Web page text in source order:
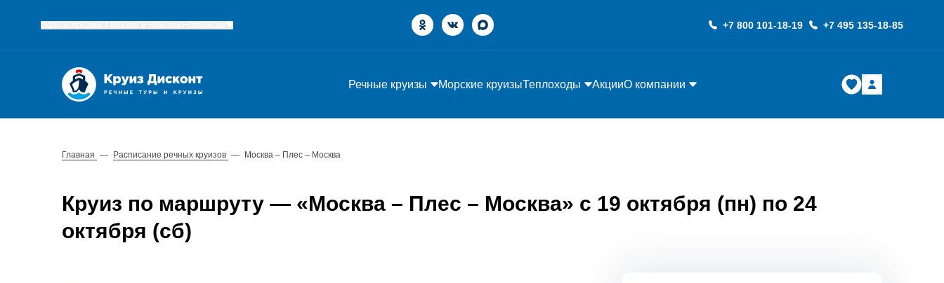
+7 800 101-18-19 +7 495 135-18-85
Речные круизы Морские круизыТеплоходы АкцииО компании
Главная — Расписание речных круизов — Москва – Плес – Москва
Круиз по маршруту — «Москва – Плес – Москва» с 19 октября (пн) по 24
октября (сб)